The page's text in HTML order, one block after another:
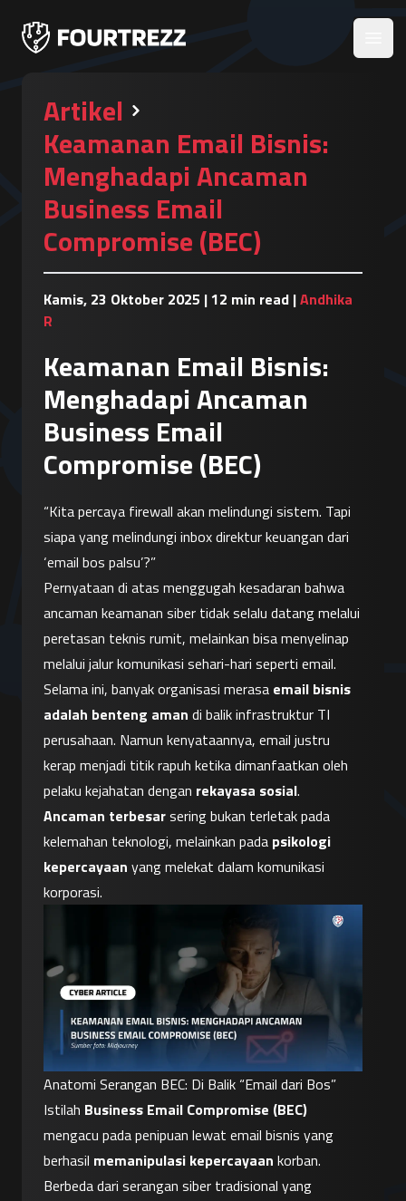
Artikel
Keamanan Email Bisnis:
Menghadapi Ancaman
Business Email
Compromise (BEC)
Kamis, 23 Oktober 2025 | 12 min read |Andhika
R
Keamanan Email Bisnis:
Menghadapi Ancaman
Business Email
Compromise (BEC)
“Kita percaya firewall akan melindungi sistem. Tapi
siapa yang melindungi inbox direktur keuangan dari
‘email bos palsu’?”
Pernyataan di atas menggugah kesadaran bahwa
ancaman keamanan siber tidak selalu datang melalui
peretasan teknis rumit, melainkan bisa menyelinap
melalui jalur komunikasi sehari-hari seperti email.
Selama ini, banyak organisasi merasa email bisnis
adalah benteng aman di balik infrastruktur TI
perusahaan. Namun kenyataannya, email justru
kerap menjadi titik rapuh ketika dimanfaatkan oleh
pelaku kejahatan dengan rekayasa sosial
Ancaman terbesar sering bukan terletak pada
kelemahan teknologi, melainkan pada psikologi
kepercayaan yang melekat dalam komunikasi
korporasi.
Anatomi Serangan BEC: Di Balik “Email dari Bos”
Istilah Business Email Compromise (BEC)
mengacu pada penipuan lewat email bisnis yang
berhasil memanipulasi kepercayaan korban.
Berbeda dari serangan siber tradisional yang